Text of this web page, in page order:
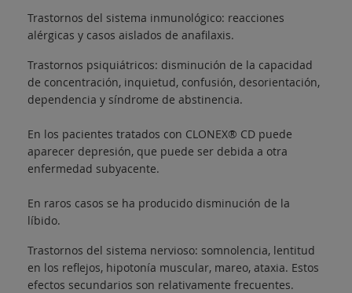
Trastornos del sistema inmunológico: reacciones
alérgicas y casos aislados de anafilaxis.
Trastornos psiquiátricos: disminución de la capacidad
de concentración, inquietud, confusión, desorientación,
dependencia y síndrome de abstinencia.
En los pacientes tratados con CLONEX® CD puede
aparecer depresión, que puede ser debida a otra
enfermedad subyacente.
En raros casos se ha producido disminución de la
líbido.
Trastornos del sistema nervioso: somnolencia, lentitud
en los reflejos, hipotonía muscular, mareo, ataxia. Estos
efectos secundarios son relativamente frecuentes.